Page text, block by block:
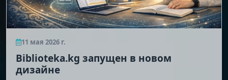
11 мая 2026 г.
Biblioteka.kg запущен в новом
дизайне